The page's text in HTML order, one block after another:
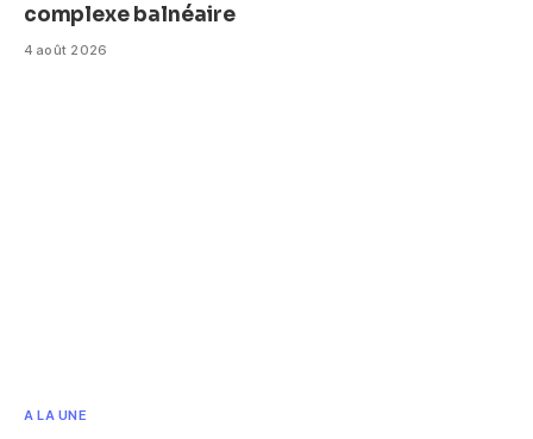
complexe balnéaire
4 août 2026
A LA UNE